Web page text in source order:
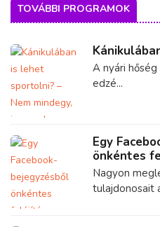
TOVÁBBI PROGRAMOK
A nyári
edzé...
Egy
önkéntes
Nagyon
tulajdonosait